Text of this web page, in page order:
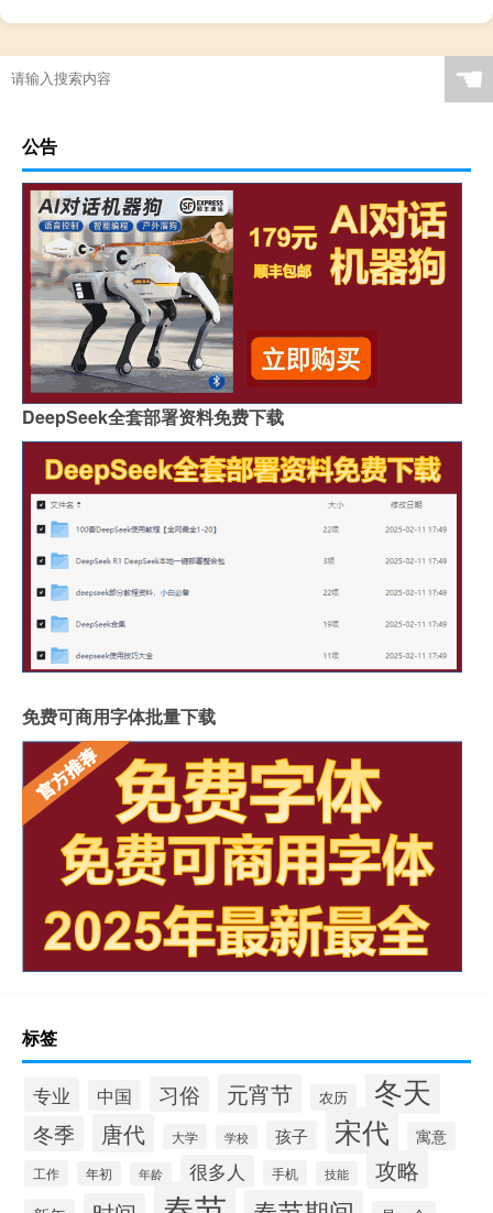
☚
公告
DeepSeek全套部署资料免费下载
免费可商用字体批量下载
标签
专业 中国 习俗 元宵节 农历 冬天
冬季 唐代 大学 学校 孩子 宋代 寓意
工作 年初 年龄 很多人 手机 技能 攻略